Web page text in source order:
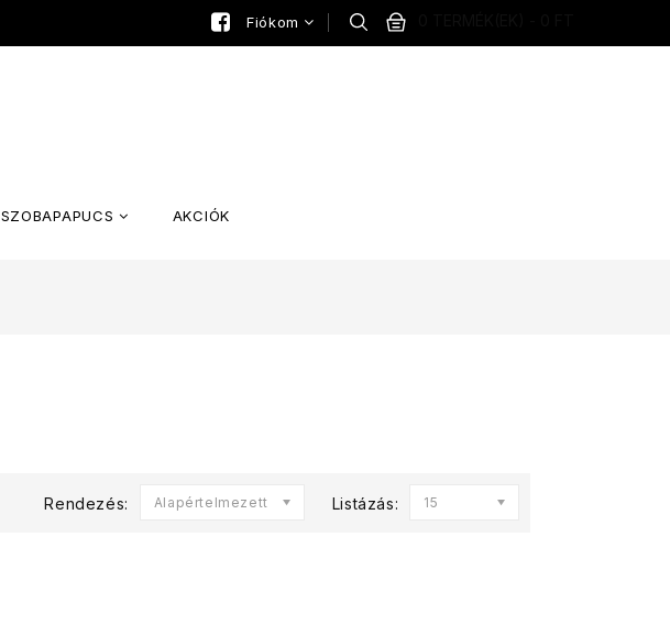
Fiókom
SZOBAPAPUCS AKCIÓK
Rendezés: Alapértelmezett Listázás: 15